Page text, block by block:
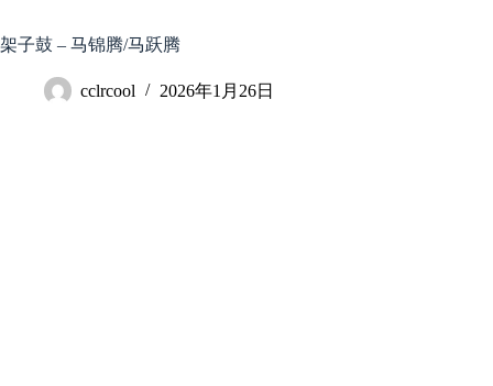
至
内
架子鼓 – 马锦腾/马跃腾
cclrcool 2026年1月26日